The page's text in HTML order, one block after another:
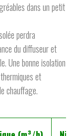
dans un petit
perdra
du diffuseur et
Une bonne isolation
et
chauffage.